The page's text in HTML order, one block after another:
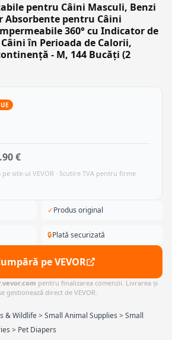
pentru Câini Masculi, Benzi
Absorbente pentru Câini
360° cu Indicator de
în Perioada de Calorii,
- M, 144 Bucăți (2
€
site-ul VEVOR · Scutire TVA pentru firme
✓Produs original
🔒Plată securizată
pe VEVOR
pentru finalizarea comenzii. Livrarea și
gestionează direct de VEVOR.
& Wildlife > Small Animal Supplies > Small
> Pet Diapers